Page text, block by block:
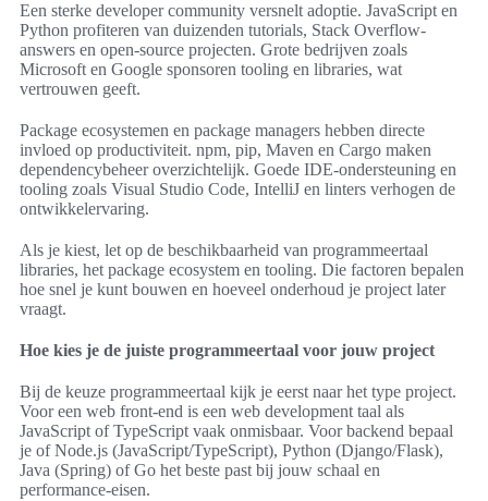
Een sterke developer community versnelt adoptie. JavaScript en
Python profiteren van duizenden tutorials, Stack Overflow-
answers en open-source projecten. Grote bedrijven zoals
Microsoft en Google sponsoren tooling en libraries, wat
vertrouwen geeft.
Package ecosystemen en package managers hebben directe
invloed op productiviteit. npm, pip, Maven en Cargo maken
dependencybeheer overzichtelijk. Goede IDE-ondersteuning en
tooling zoals Visual Studio Code, IntelliJ en linters verhogen de
ontwikkelervaring.
Als je kiest, let op de beschikbaarheid van programmeertaal
libraries, het package ecosystem en tooling. Die factoren bepalen
hoe snel je kunt bouwen en hoeveel onderhoud je project later
vraagt.
Hoe kies je de juiste programmeertaal voor jouw project
Bij de keuze programmeertaal kijk je eerst naar het type project.
Voor een web front-end is een web development taal als
JavaScript of TypeScript vaak onmisbaar. Voor backend bepaal
je of Node.js (JavaScript/TypeScript), Python (Django/Flask),
Java (Spring) of Go het beste past bij jouw schaal en
performance-eisen.